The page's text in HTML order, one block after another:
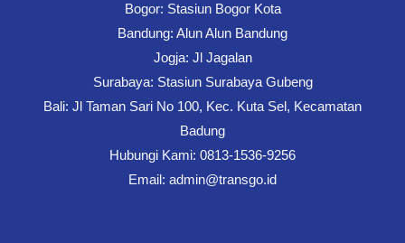
Bogor: Stasiun Bogor Kota
Bandung: Alun Alun Bandung
Jogja: Jl Jagalan
Surabaya: Stasiun Surabaya Gubeng
Bali: Jl Taman Sari No 100, Kec. Kuta Sel, Kecamatan
Badung
Hubungi Kami: 0813-1536-9256
Email: admin@transgo.id